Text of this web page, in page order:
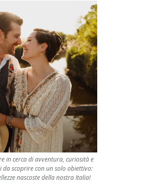
in cerca di avventura, curiosità e
scoprire con un solo obiettivo:
nascoste della nostra Italia!